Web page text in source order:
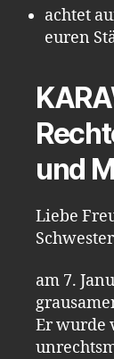
achtet
euren
und
Liebe
am 7.
Er wurde